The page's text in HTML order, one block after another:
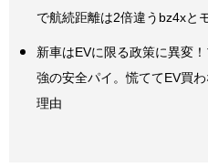
で航続距離は2倍違うbz4xと
新車はEVに限る政策に異変
強の安全パイ。慌ててEV買
理由